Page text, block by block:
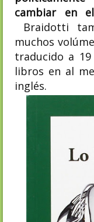
cambiar en
Braidotti
muchos
traducido a
libros en al
inglés.